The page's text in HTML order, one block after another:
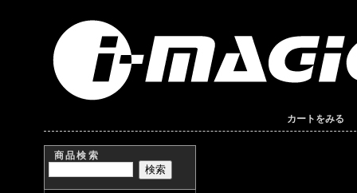
カートをみる
商品検索